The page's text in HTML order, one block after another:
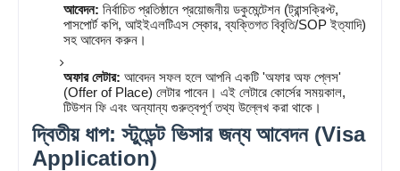
আবেদন: নির্বাচিত প্রতিষ্ঠানে প্রয়োজনীয় ডকুমেন্টেশন (ট্রান্সক্রিপ্ট,
পাসপোর্ট কপি, আইইএলটিএস স্কোর, ব্যক্তিগত বিবৃতি/SOP ইত্যাদি)
সহ আবেদন করুন।
অফার লেটার: আবেদন সফল হলে আপনি একটি 'অফার অফ প্লেস'
(Offer of Place) লেটার পাবেন। এই লেটারে কোর্সের সময়কাল,
টিউশন ফি এবং অন্যান্য গুরুত্বপূর্ণ তথ্য উল্লেখ করা থাকে।
দ্বিতীয় ধাপ: স্টুডেন্ট ভিসার জন্য আবেদন (Visa
Application)